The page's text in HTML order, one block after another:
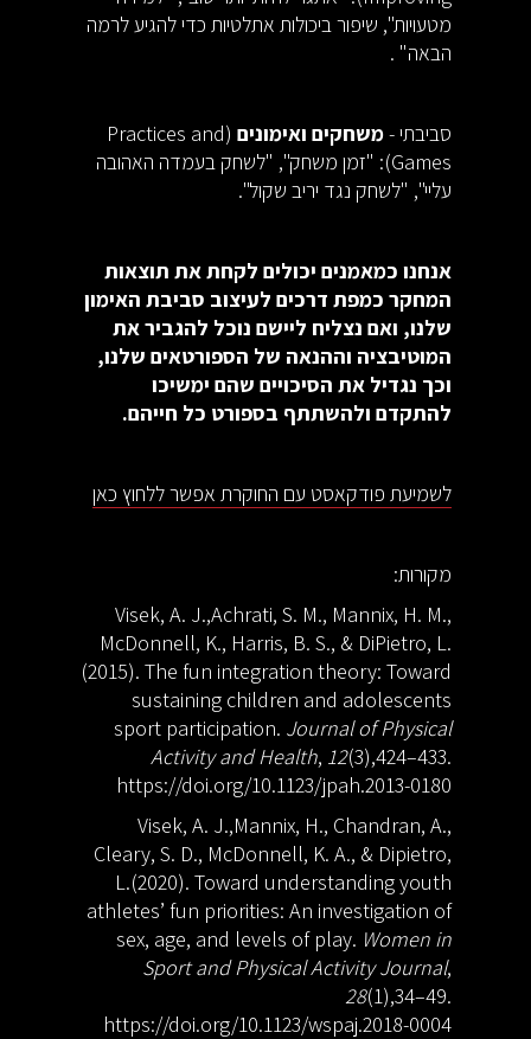
מטעויות", שיפור ביכולות אתלטיות כדי להגיע לרמה
הבאה" .
סביבתי -משחקים ואימונים (Practices and
Games): "זמן משחק", "לשחק בעמדה האהובה
עליי", "לשחק נגד יריב שקול".
אנחנו כמאמנים יכולים לקחת את תוצאות
המחקר כמפת דרכים לעיצוב סביבת האימון
שלנו, ואם נצליח ליישם נוכל להגביר את
המוטיבציה וההנאה של הספורטאים שלנו,
וכך נגדיל את הסיכויים שהם ימשיכו
להתקדם ולהשתתף בספורט כל חייהם.
לשמיעת פודקאסט עם החוקרת אפשר ללחוץ כאן
מקורות:
Visek, A. J.,Achrati, S. M., Mannix, H. M.,
McDonnell, K., Harris, B. S., & DiPietro, L.
(2015). The fun integration theory: Toward
sustaining children and adolescents
sport participation. Journal of Physical
Activity and Health, 12(3),424–433.
https://doi.org/10.1123/jpah.2013-0180
Visek, A. J.,Mannix, H., Chandran, A.,
Cleary, S. D., McDonnell, K. A., & Dipietro,
L.(2020). Toward understanding youth
athletes’ fun priorities: An investigation of
sex, age, and levels of play. Women in
Sport and Physical Activity Journal,
28(1),34–49.
https://doi.org/10.1123/wspaj.2018-0004